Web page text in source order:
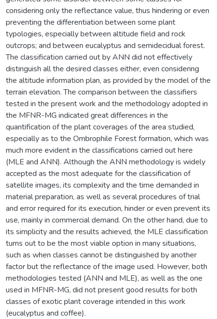
considering only the reflectance value, thus hindering or even
preventing the differentiation between some plant
typologies, especially between altitude field and rock
outcrops; and between eucalyptus and semidecidual forest.
The classification carried out by ANN did not effectively
distinguish all the desired classes either, even considering
the altitude information plan, as provided by the model of the
terrain elevation. The comparison between the classifiers
tested in the present work and the methodology adopted in
the MFNR-MG indicated great differences in the
quantification of the plant coverages of the area studied,
especially as to the Ombrophile Forest formation, which was
much more evident in the classifications carried out here
(MLE and ANN). Although the ANN methodology is widely
accepted as the most adequate for the classification of
satellite images, its complexity and the time demanded in
material preparation, as well as several procedures of trial
and error required for its execution, hinder or even prevent its
use, mainly in commercial demand. On the other hand, due to
its simplicity and the results achieved, the MLE classification
turns out to be the most viable option in many situations,
such as when classes cannot be distinguished by another
factor but the reflectance of the image used. However, both
methodologies tested (ANN and MLE), as well as the one
used in MFNR-MG, did not present good results for both
classes of exotic plant coverage intended in this work
(eucalyptus and coffee).